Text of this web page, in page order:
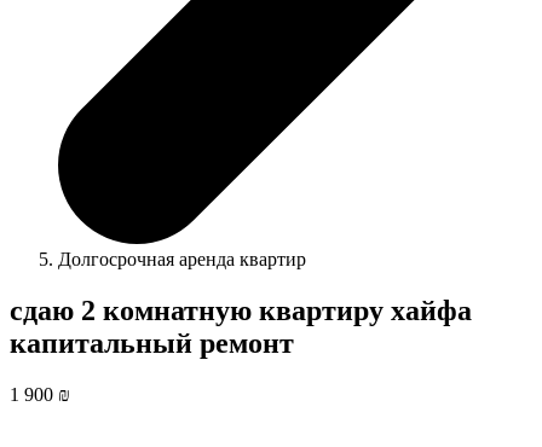
Долгосрочная аренда квартир
сдаю 2 комнатную квартиру хайфа
капитальный ремонт
1 900 ₪